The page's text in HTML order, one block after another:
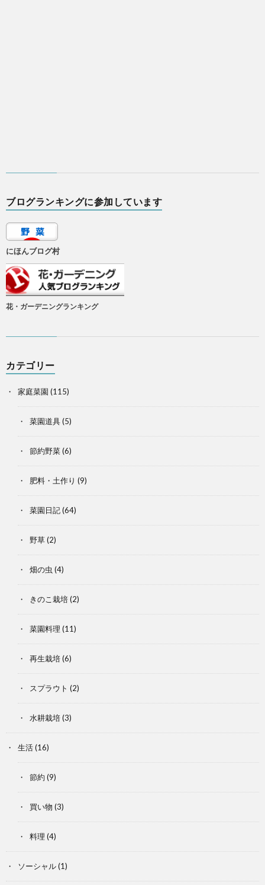
ブログランキングに参加しています
にほんブログ村
花・ガーデニングランキング
カテゴリー
家庭菜園 (115)
菜園道具(5)
節約野菜(6)
肥料・土作り (9)
菜園日記(64)
野草(2)
畑の虫 (4)
きのこ栽培(2)
菜園料理 (11)
再生栽培(6)
スプラウト (2)
水耕栽培(3)
生活(16)
節約 (9)
買い物 (3)
料理 (4)
ソーシャル(1)